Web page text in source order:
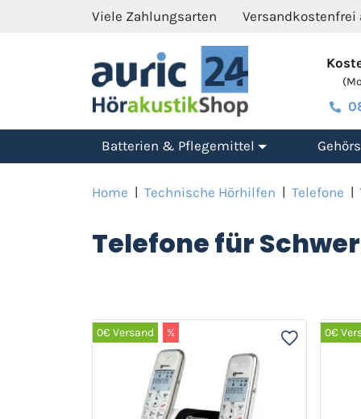
Viele Zahlungsarten Versandkostenfrei
Batterien & Pflegemittel
Home | Technische Hörhilfen | Telefone |
Telefone für
0€ Versand % 0€